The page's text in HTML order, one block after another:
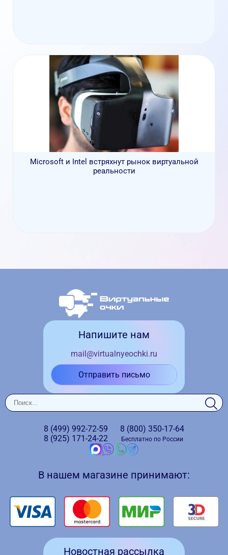
Microsoft и Intel встряхнут рынок виртуальной
реальности
Напишите нам
mail@virtualnyeochki.ru
Отправить письмо
8 (499) 992-72-59
8 (925) 171-24-22
8 (800) 350-17-64
Бесплатно по России
В нашем магазине принимают:
Новостная рассылка